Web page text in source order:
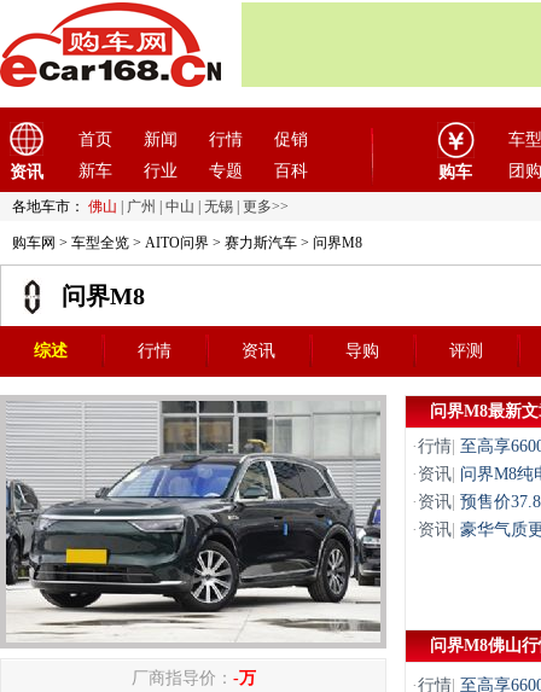
资讯
首页 新闻 行情
促销
新车
行业 专题 百科 购车
车型
团购
各地车市： 佛山 广州 中山 无锡 更多>>
购车网 > 车型全览 > AITO问界 > 赛力斯汽车 > 问界M8
问界M8
综述 行情 资讯 导购 评测
厂商指导价： -万
问界M8最新
·行情 至高享
· 资讯 问界M8纯
· 资讯 预售价
· 资讯 豪华气质
问界M8佛山
·行情 至高享